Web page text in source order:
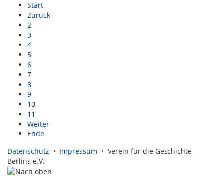
Start
Zurück
2
3
4
5
6
7
8
9
10
11
Weiter
Ende
Datenschutz • Impressum • Verein für die Geschichte
Berlins e.V.